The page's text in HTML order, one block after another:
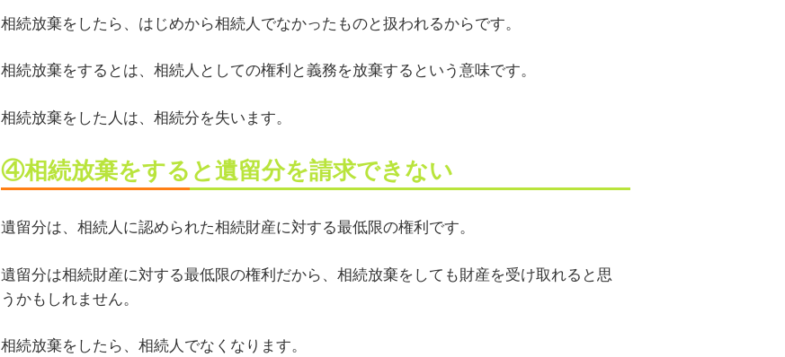
相続放棄をしたら、はじめから相続人でなかったものと扱われるからです。
相続放棄をするとは、相続人としての権利と義務を放棄するという意味です。
相続放棄をした人は、相続分を失います。
④相続放棄をすると遺留分を請求できない
遺留分は、相続人に認められた相続財産に対する最低限の権利です。
遺留分は相続財産に対する最低限の権利だから、相続放棄をしても財産を受け取れると思
うかもしれません。
相続放棄をしたら、相続人でなくなります。